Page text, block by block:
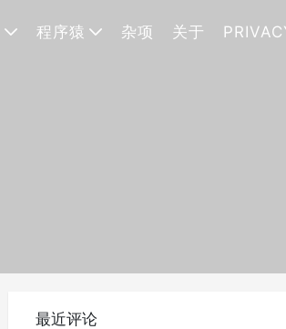
程序猿 杂项 关于
最近评论